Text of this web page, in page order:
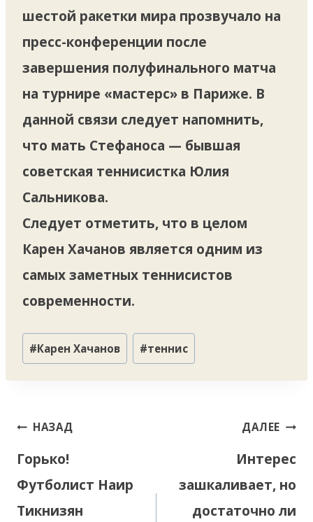
шестой ракетки мира прозвучало на
пресс-конференции после
завершения полуфинального матча
на турнире «мастерс» в Париже. В
данной связи следует напомнить,
что мать Стефаноса — бывшая
советская теннисистка Юлия
Сальникова.
Следует отметить, что в целом
Карен Хачанов является одним из
самых заметных теннисистов
современности.
Метки
записи:
#Карен Хачанов #теннис
Навигация
записям
НАЗАД
Горько!
Футболист Наир
Тикнизян
ДАЛЕЕ
Интерес
зашкаливает, но
достаточно ли